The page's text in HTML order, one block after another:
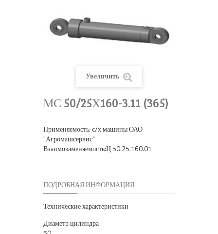
Увеличить
МС 50/25Х160-3.11 (365)
Применяемость: с/х машины ОАО
Взаимозаменяемость:Ц 50.25.160.01
ПОДРОБНАЯ ИНФОРМАЦИЯ
Технические характеристики
Диаметр цилиндра